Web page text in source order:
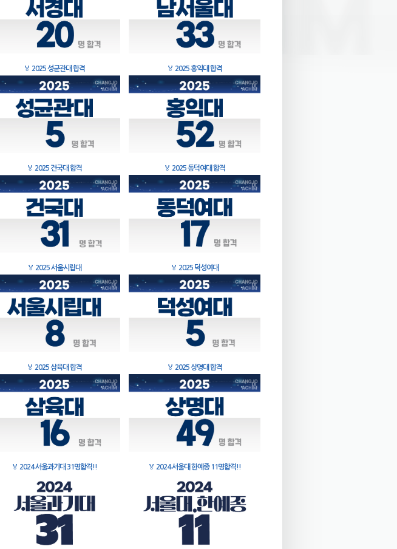
🏅 2025 성균관대 합격 🏅 2025 홍익대 합격
🏅 2025 건국대 합격 🏅 2025 동덕여대 합격
🏅 2025 서울시립대 🏅 2025 덕성여대
🏅 2025 삼육대 합격 🏅 2025 상명대 합격
🏅 2024 서울과기대 31명합격!! 🏅 2024 서울대 한예종 11명합격!!